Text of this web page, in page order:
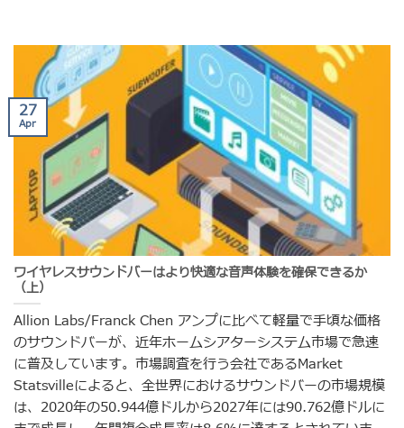
ワイヤレスサウンドバーはより快適な音声体験を確保できるか
（上）
Allion Labs/Franck Chen アンプに比べて軽量で手頃な価格
のサウンドバーが、近年ホームシアターシステム市場で急速
に普及しています。市場調査を行う会社であるMarket
Statsvilleによると、全世界におけるサウンドバーの市場規模
は、2020年の50.944億ドルから2027年には90.762億ドルに
27
Apr